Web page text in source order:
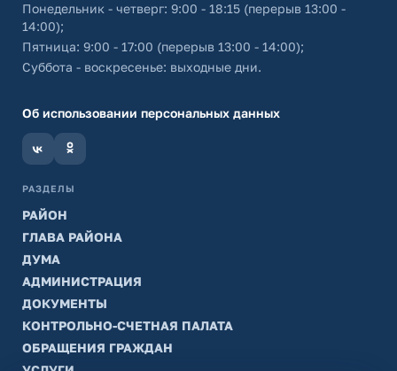
Понедельник - четверг: 9:00 - 18:15 (перерыв 13:00 -
14:00);
Пятница: 9:00 - 17:00 (перерыв 13:00 - 14:00);
Суббота - воскресенье: выходные дни.
Об использовании персональных данных
РАЗДЕЛЫ
РАЙОН
ГЛАВА РАЙОНА
ДУМА
АДМИНИСТРАЦИЯ
ДОКУМЕНТЫ
КОНТРОЛЬНО-СЧЕТНАЯ ПАЛАТА
ОБРАЩЕНИЯ ГРАЖДАН